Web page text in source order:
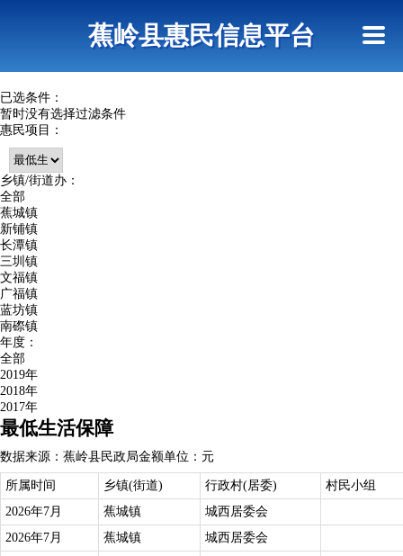
蕉岭县惠民信息平台
已选条件：
暂时没有选择过滤条件
惠民项目：
乡镇/街道办：
全部
蕉城镇
新铺镇
长潭镇
三圳镇
文福镇
广福镇
蓝坊镇
南磜镇
年度：
全部
2019年
2018年
2017年
最低生活保障
数据来源：蕉岭县民政局金额单位：元
所属时间 乡镇(街道) 行政村(居委)
村民小组
2026年7月
蕉城镇
城西居委会
2026年7月
蕉城镇
城西居委会